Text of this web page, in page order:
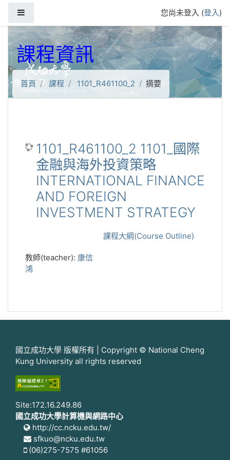
您尚未登入 (登入)
課程資訊
首頁 課程 1101_R461100_2 摘要
1101_R461100_2 1101_國際
金融與海外投資策略
INTERNATIONAL FINANCE
AND FOREIGN
INVESTMENT STRATEGY
課程大綱(Course Outline)
教師(teacher): 康信
鴻
國立成功大學 版權所有 | Copyright © National Cheng
Kung University all rights reserved
Site:172.16.249.86
國立成功大學計算機與網路中心
http://cc.ncku.edu.tw/
sfkuo@ncku.edu.tw
(06)275-7575 #61056